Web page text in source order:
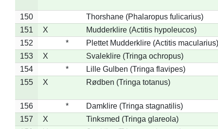
150
Thorshane (Phalaropus fulicarius)
151
X
Mudderklire (Actitis hypoleucos)
152
*
Plettet Mudderklire (Actitis macularius)
153
X
Svaleklire (Tringa ochropus)
154
*
Lille Gulben (Tringa flavipes)
155
X Rødben (Tringa totanus)
156 *
Damklire (Tringa stagnatilis)
157
X
Tinksmed (Tringa glareola)